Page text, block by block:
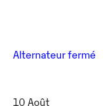
Alternateur fermé
10 Août